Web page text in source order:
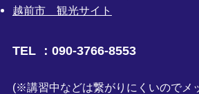
越前市 観光サイト
TEL ：090-3766-8553
(※講習中などは繋がりにくいのでメ